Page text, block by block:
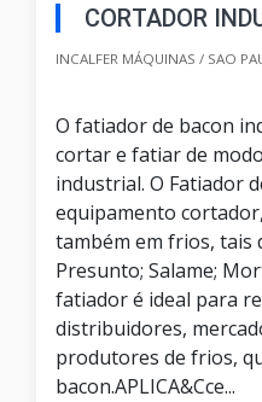
CORTADOR
INCALFER MÁQUINAS / SAO
O fatiador de bacon
cortar e fatiar de
industrial. O Fatiador
equipamento
também em frios, tais
Presunto; Salame;
fatiador é ideal para
distribuidores,
produtores de frios,
bacon.APLICA&Cce...